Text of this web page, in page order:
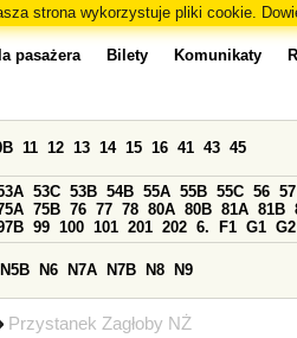
strona wykorzystuje pliki cookie.
Przystanek Zagłoby NŻ
pasażera Bilety Komunikaty
11 12 13 14 15 16 41 43 45
53C 53B 54B 55A 55B 55C 56 57
75B 76 77 78 80A 80B 81A 81B
99 100 101 201 202 6. F1 G1 G2
N5B N6 N7A N7B N8 N9